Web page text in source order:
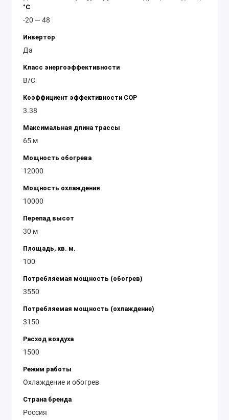
°C
-20 — 48
Инвертор
Да
Класс энергоэффективности
B/C
Коэффициент эффективности COP
3.38
Максимальная длина трассы
65 м
Мощность обогрева
12000
Мощность охлаждения
10000
Перепад высот
30 м
Площадь, кв. м.
100
Потребляемая мощность (обогрев)
3550
Потребляемая мощность (охлаждение)
3150
Расход воздуха
1500
Режим работы
Охлаждение и обогрев
Страна бренда
Россия